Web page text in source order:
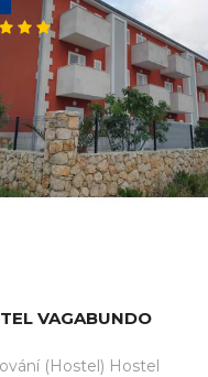
VAGABUNDO
(Hostel) Hostel